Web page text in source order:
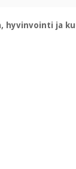
ja